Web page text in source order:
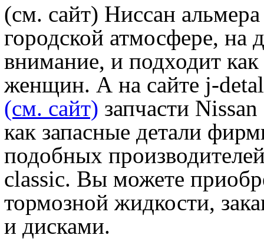
(см. сайт) Ниссан
городской атмосфере, на
внимание, и подходит
женщин. А на сайте j-
(см. сайт) запчасти
как запасные детали
подобных
classic. Вы можете
тормозной жидкости,
и дисками.